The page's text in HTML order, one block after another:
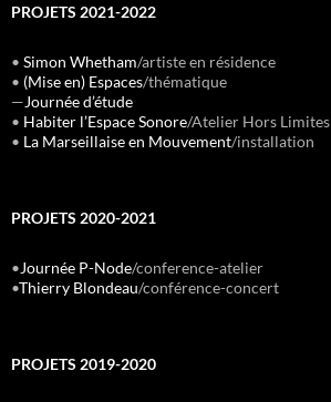
PROJETS 2021-2022
• Simon Whetham/artiste en résidence
• (Mise en) Espaces/thématique
—Journée d’étude
• Habiter l’Espace Sonore/Atelier Hors Limites
• La Marseillaise en Mouvement/installation
PROJETS 2020-2021
•Journée P-Node/conference-atelier
•Thierry Blondeau/conférence-concert
PROJETS 2019-2020